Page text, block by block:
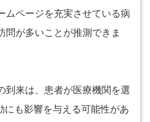
ムページを充実させている病
問が多いことが推測できま
到来は、患者が医療機関を選
にも影響を与える可能性があ